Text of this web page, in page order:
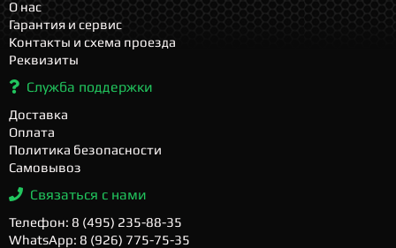
О нас
Гарантия и сервис
Контакты и схема проезда
Реквизиты
Служба поддержки
Доставка
Оплата
Политика безопасности
Самовывоз
Связаться с нами
Телефон: 8 (495) 235-88-35
WhatsApp: 8 (926) 775-75-35